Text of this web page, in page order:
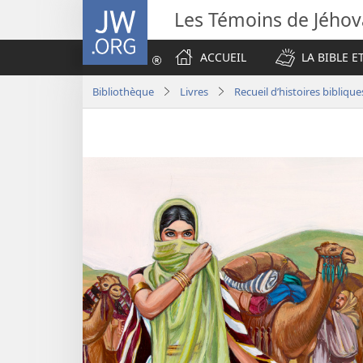
JW.ORG Les Témoins de
ACCUEIL
LA BIBLE
Bibliothèque Livres Recueil d’histoires